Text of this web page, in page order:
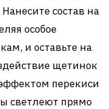
состав на
особое
и оставьте на
щетинок
перекиси
светлеют прямо